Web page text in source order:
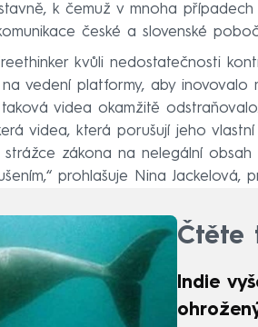
k čemuž v mnoha případech
české a slovenské
kvůli nedostatečnosti
vedení platformy, aby inovovalo
videa okamžitě
videa, která porušují jeho
zákona na nelegální
prohlašuje Nina Jackelová,
Čtěte
Indie